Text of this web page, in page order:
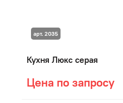
Кухня Люкс серая
Цена по запросу
арт. 2035